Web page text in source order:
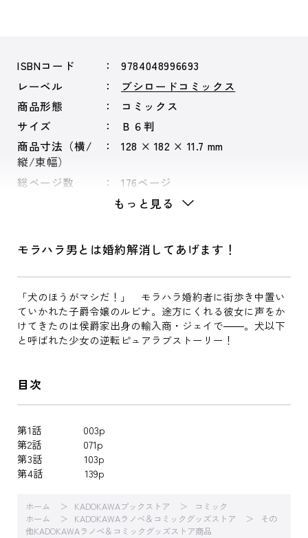
ISBNコード
9784048996693
レーベル
ブシロードコミックス
商品形態
コミックス
サイズ
Ｂ６判
商品寸法（横/
縦/束幅）
128 × 182 × 11.7 mm
総ページ数 176ページ
もっと見る
モラハラ男とは婚約解消してあげます！
「犬のほうがマシだ！」 モラハラ婚約者に街歩き中置い
ていかれた子爵令嬢のルビナ。途方にくれる彼女に声をか
けてきたのは侯爵家出身の輸入商・ジェイで――。犬以下
と呼ばれた少女の逆転ピュアラブストーリー！
目次
第1話 003p
第2話 071p
第3話 103p
第4話 139p
ホーム KADOKAWAブックストア
コミック
ホーム
KADOKAWAラノベ＆コミックグッズストア
その
他KADOKAWAラノベ＆コミックグッズストア商品